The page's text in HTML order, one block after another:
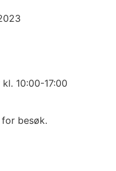
10:00-17:00
besøk.